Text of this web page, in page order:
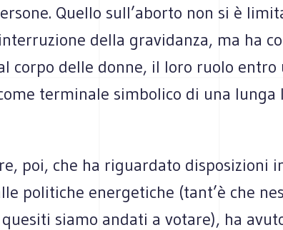
Quello sull’aborto non si è
della gravidanza, ma ha
corpo delle donne, il loro ruolo entro
terminale simbolico di una lunga
poi, che ha riguardato disposizioni
politiche energetiche (tant’è che
siamo andati a votare), ha